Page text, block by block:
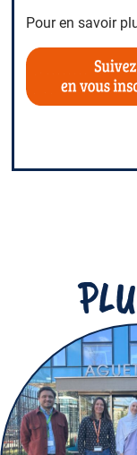
Pour en savoir